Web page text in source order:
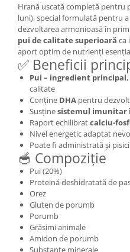
Hrană uscată completă pentru
luni), special formulată pentru
dezvoltarea armonioasă în
pui de calitate superioară ca
aport optim de nutrienți
✅ Beneficii
Pui – ingredient principal
calitate
Conține DHA pentru
Susținesistemul imunitar
Raport echilibratcalciu-
Nivel energetic adaptat
Poate fi administrată și
🥣 Compoziție
Pui (20%)
Proteină deshidratată de
Orez
Gluten de porumb
Porumb
Grăsimi animale
Amidon de porumb
Substanțe minerale